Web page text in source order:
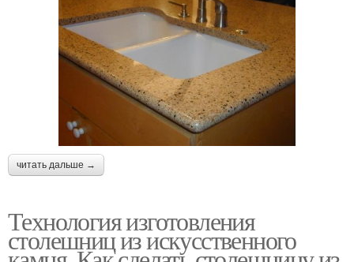
читать дальше →
Технология изготовления
столешниц из искусственного